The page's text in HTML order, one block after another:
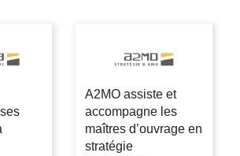
A2MO assiste et
accompagne les
maîtres d’ouvrage en
stratégie